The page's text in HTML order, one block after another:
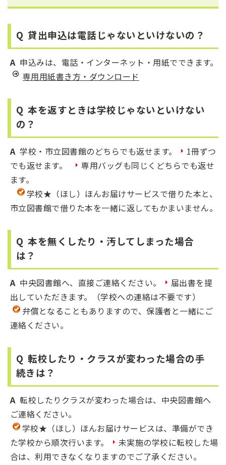
Q貸出申込は電話じゃないといけないの？
A申込みは、電話・インターネット・用紙でできます。
専用用紙書き方・ダウンロード
Q本を返すときは学校じゃないといけない
の？
A学校・市立図書館のどちらでも返せます。
1冊ずつ
でも返せます。
専用バッグも同じくどちらでも返せ
ます。
学校★（ほし）ほんお届けサービスで借りた本と、
市立図書館で借りた本を一緒に返してもかまいません。
Q本を無くしたり・汚してしまった場合
は？
A中央図書館へ、直接ご連絡ください。
届出書を提
出していただきます。（学校への連絡は不要です）
弁償となることもありますので、保護者と一緒にご
連絡ください。
Q転校したり・クラスが変わった場合の手
続きは？
A転校したりクラスが変わった場合は、中央図書館へ
ご連絡ください。
学校★（ほし）ほんお届けサービスは、準備ができ
た学校から順次行います。
未実施の学校に転校した場
合は、利用できなくなりますのでご了承ください。